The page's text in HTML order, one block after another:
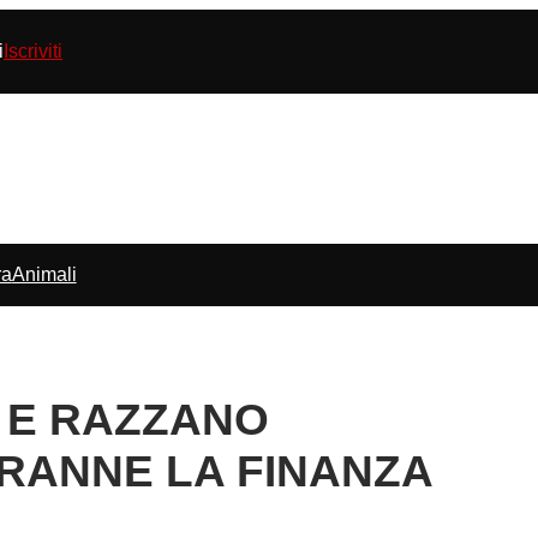
Iscriviti
Animali
RAZZANO
LA FINANZA